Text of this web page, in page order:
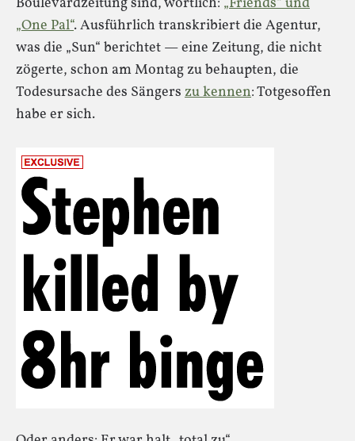
„One Pal“. Ausführlich transkribiert die Agentur,
was die „Sun“ berichtet — eine Zeitung, die nicht
zögerte, schon am Montag zu behaupten, die
Todesursache des Sängers zu kennen: Totgesoffen
habe er sich.